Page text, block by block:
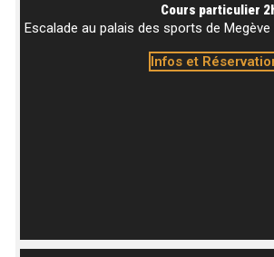
Cours particulier
Escalade au palais des sports de
Infos et